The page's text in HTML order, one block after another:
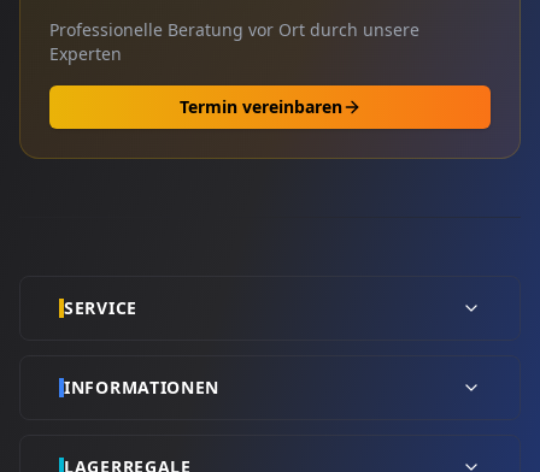
Professionelle Beratung vor Ort durch unsere
Experten
Termin vereinbaren
SERVICE
INFORMATIONEN
LAGERREGALE